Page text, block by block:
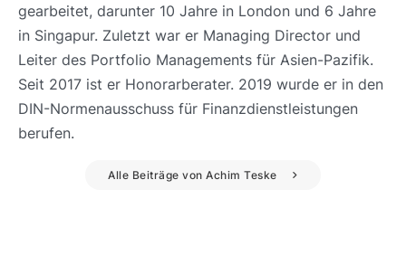
gearbeitet, darunter 10 Jahre in London und 6 Jahre
in Singapur. Zuletzt war er Managing Director und
Leiter des Portfolio Managements für Asien-Pazifik.
Seit 2017 ist er Honorarberater. 2019 wurde er in den
DIN-Normenausschuss für Finanzdienstleistungen
berufen.
Alle Beiträge von Achim Teske